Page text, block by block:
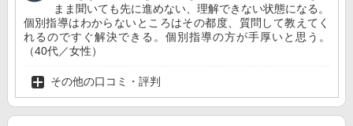
まま聞いても先に進めない、理解できない状態になる。
個別指導はわからないところはその都度、質問して教えてく
れるのですぐ解決できる。個別指導の方が手厚いと思う。
（40代／女性）
その他の口コミ・評判